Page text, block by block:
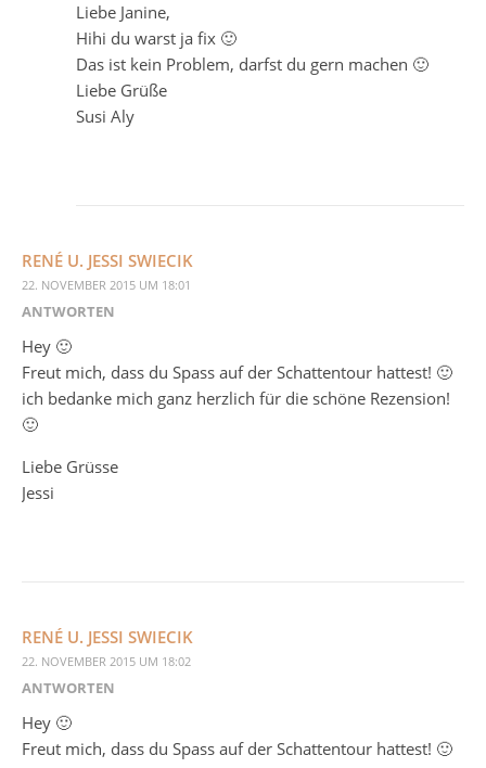
Liebe Janine,
Hihi du warst ja fix 🙂
Das ist kein Problem, darfst du gern machen 🙂
Liebe Grüße
Susi Aly
RENÉ U. JESSI SWIECIK
22. NOVEMBER 2015 UM 18:01
ANTWORTEN
Hey 🙂
Freut mich, dass du Spass auf der Schattentour hattest! 🙂
ich bedanke mich ganz herzlich für die schöne Rezension!
🙂
Liebe Grüsse
Jessi
RENÉ U. JESSI SWIECIK
22. NOVEMBER 2015 UM 18:02
ANTWORTEN
Hey 🙂
Freut mich, dass du Spass auf der Schattentour hattest! 🙂